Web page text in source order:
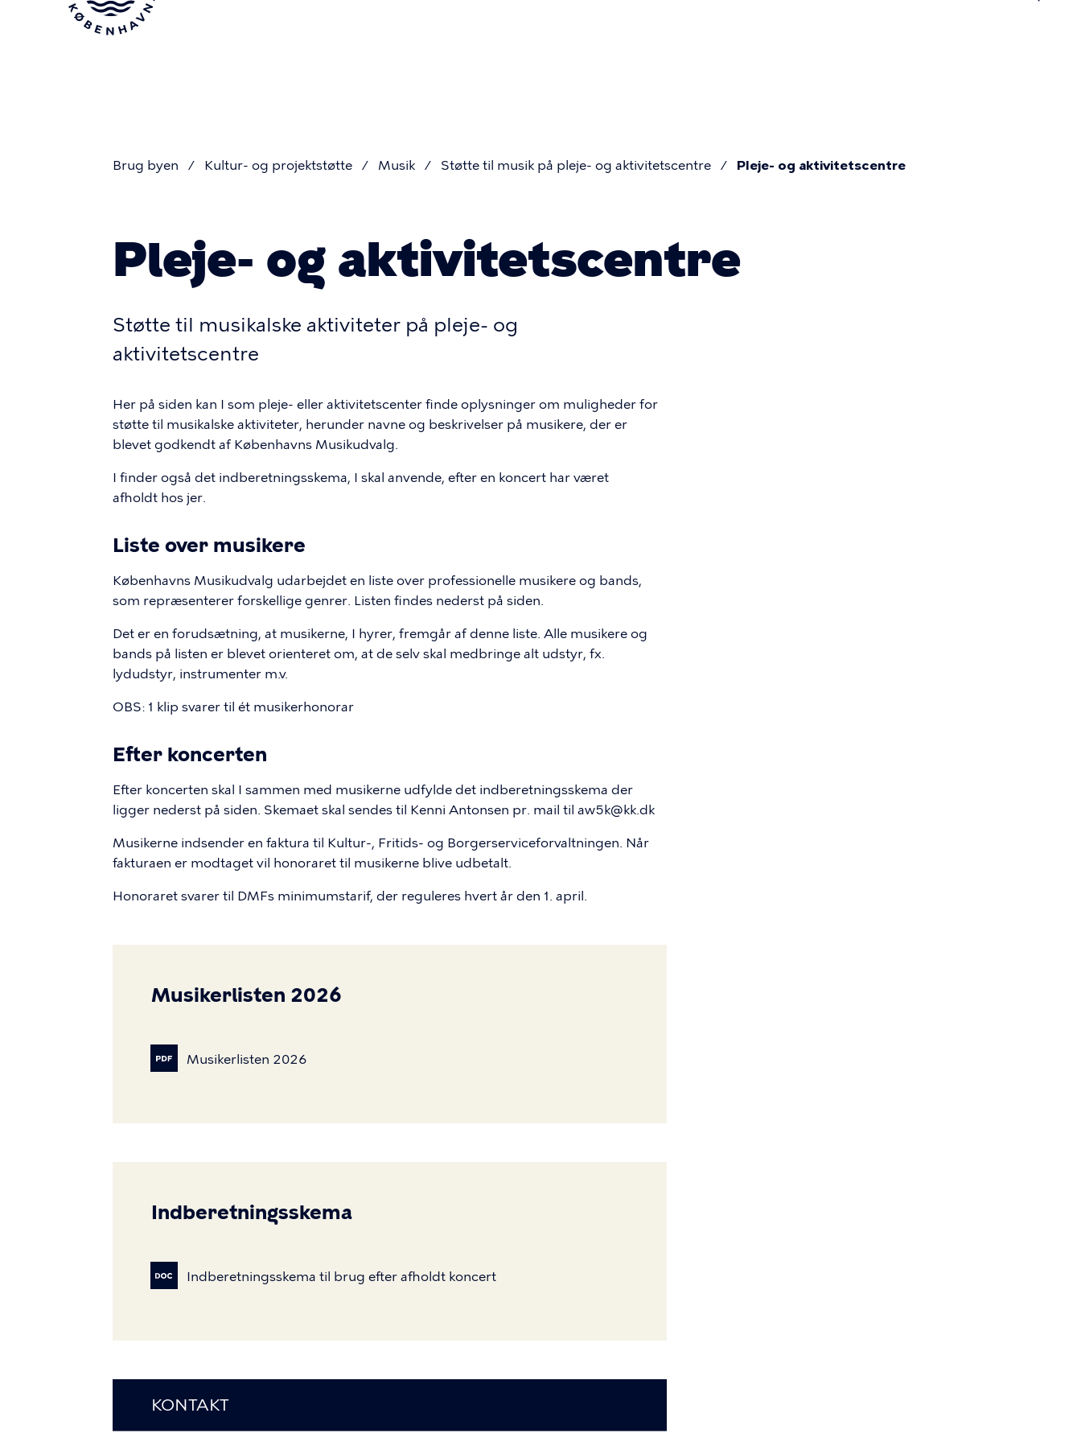
Brug byen Kultur- og projektstøtte Musik Støtte til musik på pleje- og aktivitetscentre Pleje- og aktivitetscentre
Pleje- og aktivitetscentre
Støtte til musikalske aktiviteter på pleje- og
aktivitetscentre
Her på siden kan I som pleje- eller aktivitetscenter finde oplysninger om muligheder for
støtte til musikalske aktiviteter, herunder navne og beskrivelser på musikere, der er
blevet godkendt af Københavns Musikudvalg.
I finder også det indberetningsskema, I skal anvende, efter en koncert har været
afholdt hos jer.
Liste over musikere
Københavns Musikudvalg udarbejdet en liste over professionelle musikere og bands,
som repræsenterer forskellige genrer. Listen findes nederst på siden.
Det er en forudsætning, at musikerne, I hyrer, fremgår af denne liste. Alle musikere og
bands på listen er blevet orienteret om, at de selv skal medbringe alt udstyr, fx.
lydudstyr, instrumenter m.v.
OBS: 1 klip svarer til ét musikerhonorar
Efter koncerten
Efter koncerten skal I sammen med musikerne udfylde det indberetningsskema der
ligger nederst på siden. Skemaet skal sendes til Kenni Antonsen pr. mail til aw5k@kk.dk
Musikerne indsender en faktura til Kultur-, Fritids- og Borgerserviceforvaltningen. Når
fakturaen er modtaget vil honoraret til musikerne blive udbetalt.
Honoraret svarer til DMFs minimumstarif, der reguleres hvert år den 1. april.
Musikerlisten 2026
Musikerlisten 2026
Indberetningsskema
Indberetningsskema til brug efter afholdt koncert
KONTAKT